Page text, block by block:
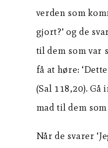
verden som
gjort?’ og de
til dem som var
få at høre:
(Sal 118,20). Gå
mad til dem som
Når de svarer